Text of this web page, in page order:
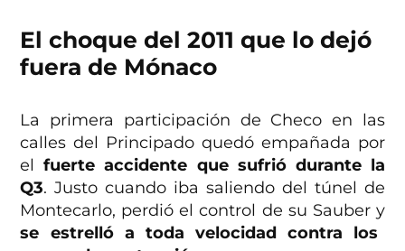
El choque del 2011 que lo dejó
fuera de Mónaco
La primera participación de Checo en las
calles del Principado quedó empañada por
elfuerte accidente que sufrió durante la
Q3. Justo cuando iba saliendo del túnel de
Montecarlo, perdió el control de su Sauber y
se estrelló a toda velocidad contra los